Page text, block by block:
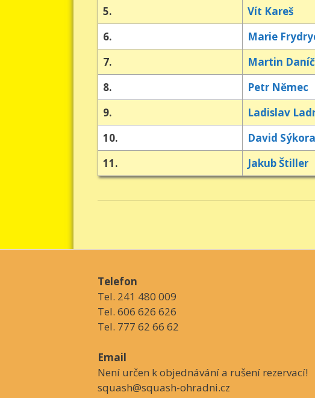
5.
Vít Kareš
6.
Marie
7.
Martin
8.
Petr Němec
9.
Ladislav
10.
David Sýkora
11.
Jakub Štiller
Telefon
Tel. 241 480 009
Tel. 606 626 626
Tel. 777 62 66 62
Email
Není určen k objednávání a rušení rezervací!
squash@squash-ohradni.cz